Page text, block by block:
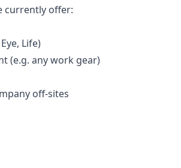
currently offer:
Life)
(e.g. any work gear)
off-sites